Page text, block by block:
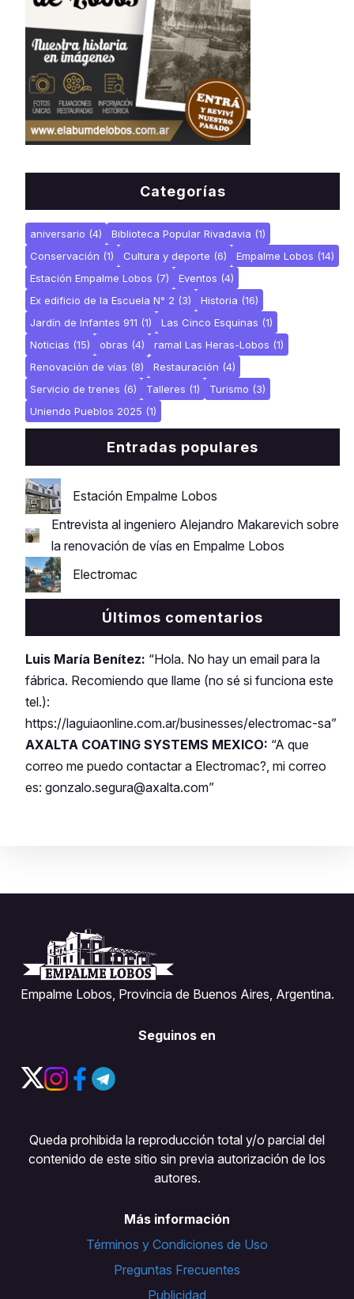
Categorías
aniversario (4) Biblioteca Popular Rivadavia (1)
Conservación (1) Cultura y deporte (6) Empalme Lobos (14)
Estación Empalme Lobos (7) Eventos (4)
Ex edificio de la Escuela N° 2 (3) Historia (16)
Jardín de Infantes 911 (1) Las Cinco Esquinas (1)
Noticias (15) obras (4) ramal Las Heras-Lobos (1)
Renovación de vías (8) Restauración (4)
Servicio de trenes (6) Talleres (1) Turismo (3)
Uniendo Pueblos 2025 (1)
Entradas populares
Estación Empalme Lobos
Entrevista al ingeniero Alejandro Makarevich sobre
la renovación de vías en Empalme Lobos
Electromac
Últimos comentarios
Luis María Benítez: “Hola. No hay un email para la
fábrica. Recomiendo que llame (no sé si funciona este
tel.):
https://laguiaonline.com.ar/businesses/electromac-sa”
AXALTA COATING SYSTEMS MEXICO: “A que
correo me puedo contactar a Electromac?, mi correo
es: gonzalo.segura@axalta.com”
Empalme Lobos, Provincia de Buenos Aires, Argentina.
Seguinos en
Queda prohibida la reproducción total y/o parcial del
contenido de este sitio sin previa autorización de los
autores.
Más información
Términos y Condiciones de Uso
Preguntas Frecuentes
Publicidad